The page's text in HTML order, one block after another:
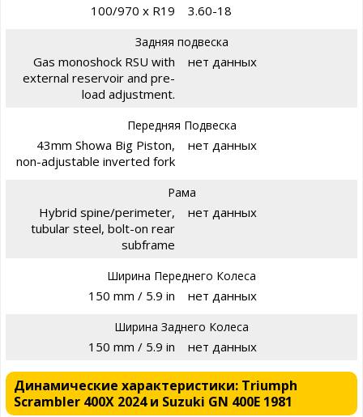
100/970 x R19 3.60-18
Задняя подвеска
Gas monoshock RSU with
external reservoir and pre-
load adjustment.
нет данных
Передняя Подвеска
43mm Showa Big Piston,
non-adjustable inverted fork
нет данных
Рама
Hybrid spine/perimeter,
tubular steel, bolt-on rear
subframe
нет данных
Ширина Переднего Колеса
150 mm / 5.9 in нет данных
Ширина Заднего Колеса
150 mm / 5.9 in нет данных
Динамические характеристики: Triumph
Scrambler 400X 2024 и Suzuki GN 400E 1981